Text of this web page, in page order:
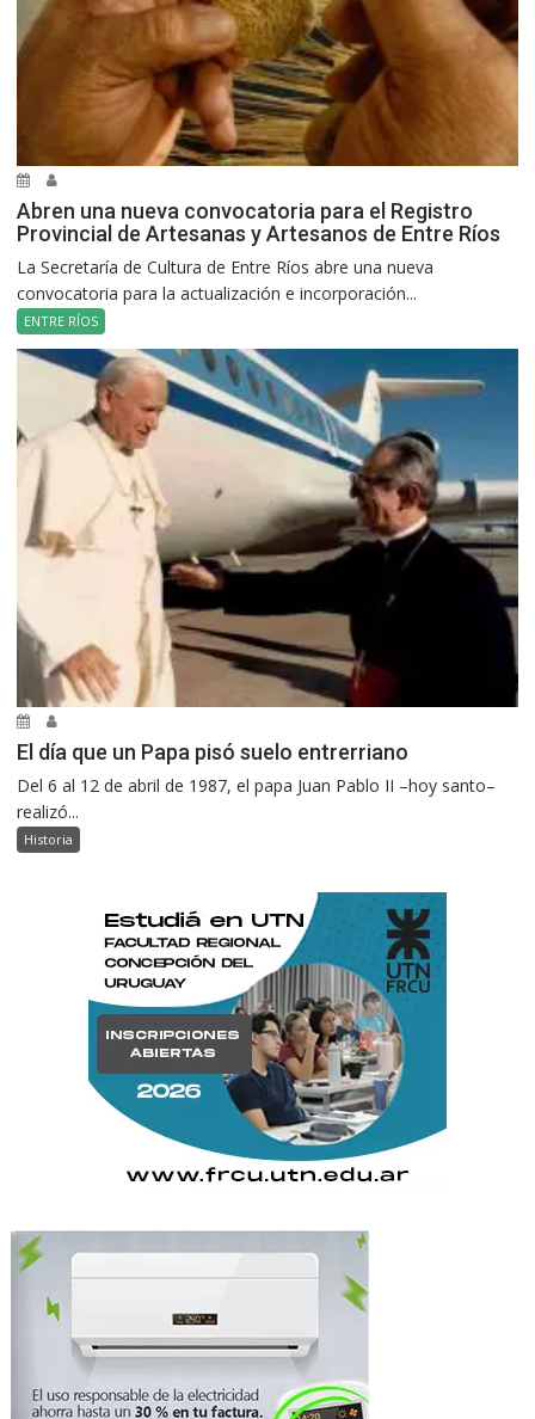
Abren una nueva convocatoria para el Registro
Provincial de Artesanas y Artesanos de Entre Ríos
La Secretaría de Cultura de Entre Ríos abre una nueva
convocatoria para la actualización e incorporación...
ENTRE RÍOS
El día que un Papa pisó suelo entrerriano
Del 6 al 12 de abril de 1987, el papa Juan Pablo II –hoy santo–
realizó...
Historia